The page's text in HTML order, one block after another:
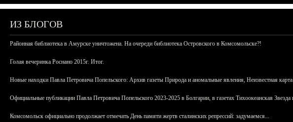
ИЗ БЛОГОВ
Районная библиотека в Амурске уничтожена. На очереди библиотека Островского в Комсомольске?!
Голая вечеринка Роснано 2015г. Итог.
Новые находки Павла Петровича Попельского: Архив газеты Природа и аномальные явления, Неизвестная
Официальные публикации Павла Петровича Попельского 2023-2025 в Болгарии, в газетах Тихоокеанская
Комсомольск официально продолжает отмечать День памяти жертв сталинских репрессий: задумаемся...